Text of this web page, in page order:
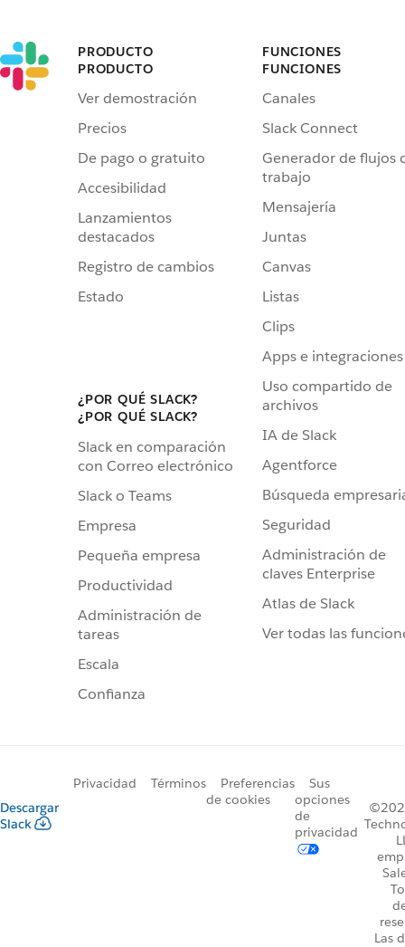
PRODUCTO
PRODUCTO
Ver demostración
Precios
De pago o gratuito
Accesibilidad
Lanzamientos
destacados
Registro de cambios
Estado
¿POR QUÉ SLACK?
¿POR QUÉ SLACK?
Slack en comparación
con Correo electrónico
Slack o Teams
Empresa
Pequeña empresa
Productividad
Administración de
tareas
Escala
Confianza
FUNCIONES
FUNCIONES
Canales
Slack Connect
Generador de flujos
trabajo
Mensajería
Juntas
Canvas
Listas
Clips
Apps e integraciones
Uso compartido de
archivos
IA de Slack
Agentforce
Búsqueda
Seguridad
Administración de
claves Enterprise
Atlas de Slack
Ver todas las
Descargar
Slack
Privacidad Términos
Preferencias
de cookies
Sus
opciones
de
privacidad
Las